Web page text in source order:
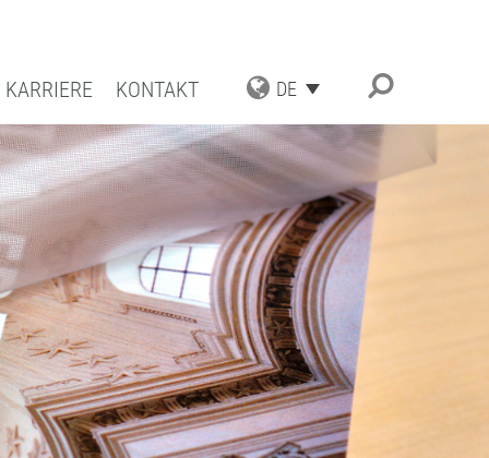
DE
APPLICATIONS
UND QUALITÄT
KARRIERE KONTAKT